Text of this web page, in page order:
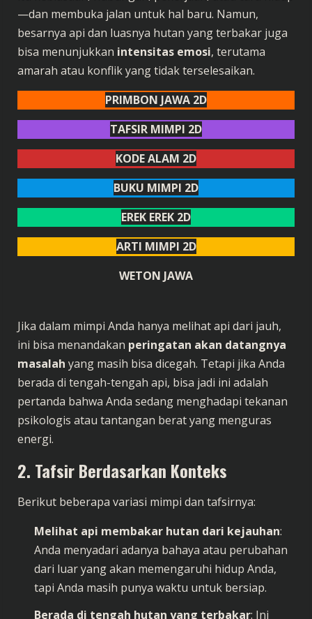
—dan membuka jalan untuk hal baru. Namun,
besarnya api dan luasnya hutan yang terbakar juga
bisa menunjukkan intensitas emosi, terutama
amarah atau konflik yang tidak terselesaikan.
PRIMBON JAWA 2D
TAFSIR MIMPI 2D
KODE ALAM 2D
BUKU MIMPI 2D
EREK EREK 2D
ARTI MIMPI 2D
WETON JAWA
Jika dalam mimpi Anda hanya melihat api dari jauh,
ini bisa menandakan peringatan akan datangnya
masalah yang masih bisa dicegah. Tetapi jika Anda
berada di tengah-tengah api, bisa jadi ini adalah
pertanda bahwa Anda sedang menghadapi tekanan
psikologis atau tantangan berat yang menguras
energi.
2. Tafsir Berdasarkan Konteks
Berikut beberapa variasi mimpi dan tafsirnya:
Melihat api membakar hutan dari kejauhan:
Anda menyadari adanya bahaya atau perubahan
dari luar yang akan memengaruhi hidup Anda,
tapi Anda masih punya waktu untuk bersiap.
Berada di tengah hutan yang terbakar: Ini